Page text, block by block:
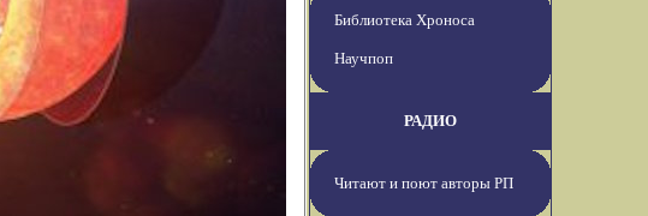
Библиотека Хроноса
Научпоп
РАДИО
Читают и поют авторы РП